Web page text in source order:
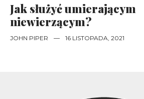
Jak służyć umierającym
niewierzącym?
JOHN PIPER — 16 LISTOPADA, 2021